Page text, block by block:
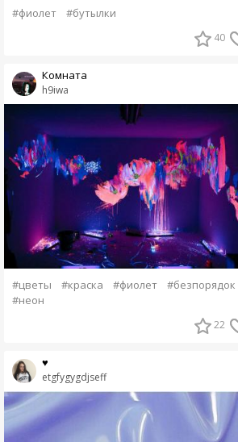
#фиолет #бутылки
40
h9iwa
Комната
#цветы #краска #фиолет
#безпорядок
#неон
22
etgfygygdjseff
♥